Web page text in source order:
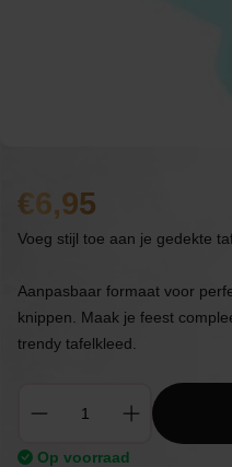
6,95
Voeg stijl toe aan je gedekte
Aanpasbaar formaat voor
knippen. Maak je feest
trendy tafelkleed.
Op voorraad